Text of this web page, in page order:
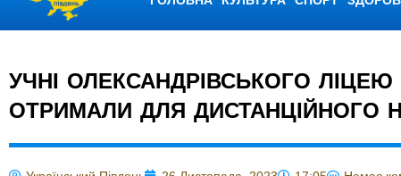
УЧНІ ОЛЕКСАНДРІВСЬКОГО
ОТРИМАЛИ ДЛЯ ДИСТАНЦІЙНОГО